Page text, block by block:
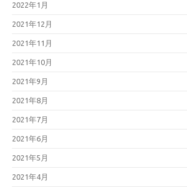
2022年1月
2021年12月
2021年11月
2021年10月
2021年9月
2021年8月
2021年7月
2021年6月
2021年5月
2021年4月